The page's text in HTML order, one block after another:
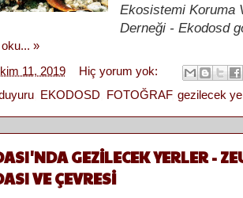
Ekosistemi Koruma
Derneği - Ekodosd
oku... »
11, 2019
Hiç yorum yok:
EKODOSD FOTOĞRAF, gezilecek
GEZİLECEK YERLER -
VE ÇEVRESİ